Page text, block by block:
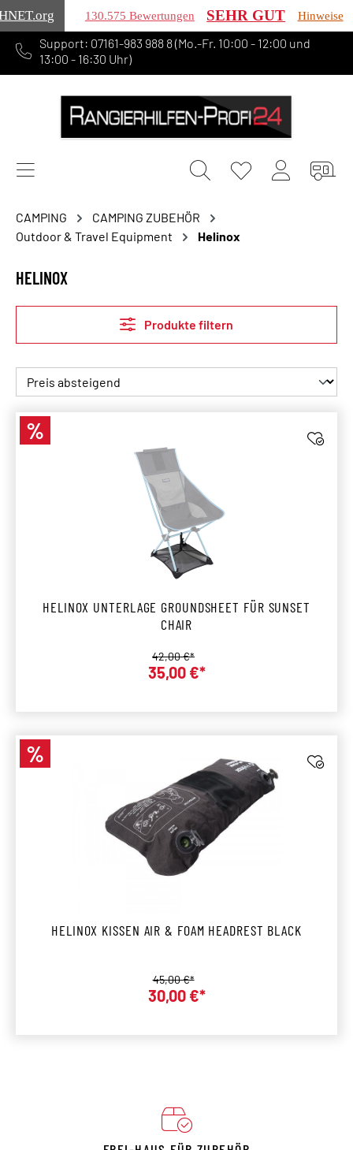
.org 130.575 Bewertungen SEHR GUT Hinweise
springen
Support: 07161-983 988 8 (Mo.-Fr. 10:00 - 12:00 und
13:00 - 16:30 Uhr)
CAMPING
CAMPING ZUBEHÖR
Outdoor & Travel Equipment
Helinox
HELINOX
Produkte filtern
Rabatt
%
HELINOX UNTERLAGE GROUNDSHEET FÜR SUNSET
CHAIR
Verkaufspreis:
35,00 €*
Regulärer Preis:
42,00 €*
Rabatt
%
HELINOX KISSEN AIR & FOAM HEADREST BLACK
Verkaufspreis:
30,00 €*
Regulärer Preis:
45,00 €*